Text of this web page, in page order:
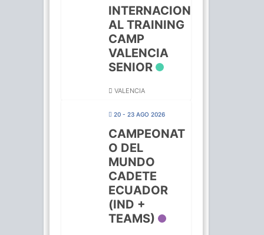
INTERNACION
AL TRAINING
CAMP
VALENCIA
SENIOR
VALENCIA
20 - 23 AGO 2026
CAMPEONAT
O DEL
MUNDO
CADETE
ECUADOR
(IND +
TEAMS)